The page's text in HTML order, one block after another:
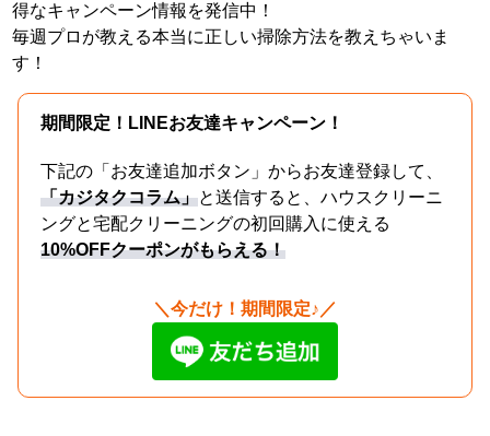
得なキャンペーン情報を発信中！
毎週プロが教える本当に正しい掃除方法を教えちゃいま
す！
期間限定！LINEお友達キャンペーン！
下記の「お友達追加ボタン」からお友達登録して、
「カジタクコラム」と送信すると、ハウスクリーニ
ングと宅配クリーニングの初回購入に使える
10%OFFクーポンがもらえる！
＼今だけ！期間限定♪／